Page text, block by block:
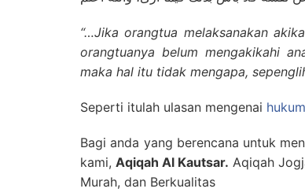
“…Jika orangtua melaksanakan
orangtuanya belum mengakikahi
maka hal itu tidak mengapa,
Seperti itulah ulasan mengenai
Bagi anda yang berencana untuk
kami,Aqiqah Al Kautsar. Aqiqah
Murah, dan Berkualitas